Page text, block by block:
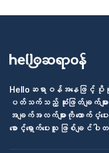
Helloဆရာဝန်အနေဖြင့် ပိုမို
ပတ်သက်သည့် ဆုံးဖြတ်ချက်များ
အချက်အလက်များကို ထောက်ပံ့ပေ
စောင့်ရှောက်ပေးသူ ဖြစ်ချင်ပ